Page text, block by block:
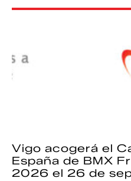
Vigo acogerá el
España de BMX
2026 el 26 de